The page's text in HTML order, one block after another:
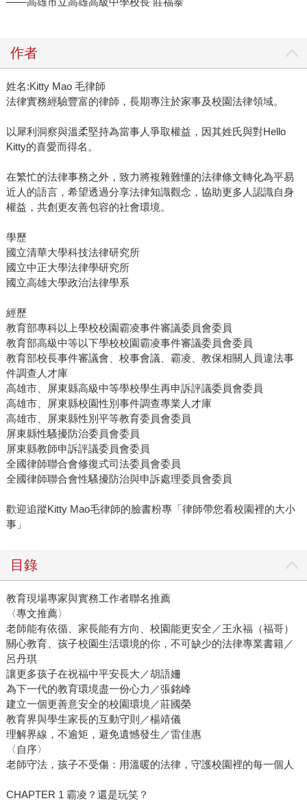
作者
姓名:Kitty Mao 毛律師
法律實務經驗豐富的律師，長期專注於家事及校園法律領域。
以犀利洞察與溫柔堅持為當事人爭取權益，因其姓氏與對Hello
Kitty的喜愛而得名。
在繁忙的法律事務之外，致力將複雜難懂的法律條文轉化為平易
近人的語言，希望透過分享法律知識觀念，協助更多人認識自身
權益，共創更友善包容的社會環境。
學歷
國立清華大學科技法律研究所
國立中正大學法律學研究所
國立高雄大學政治法律學系
經歷
教育部專科以上學校校園霸凌事件審議委員會委員
教育部高級中等以下學校校園霸凌事件審議委員會委員
教育部校長事件審議會、校事會議、霸凌、教保相關人員違法事
件調查人才庫
高雄市、屏東縣高級中等學校學生再申訴評議委員會委員
高雄市、屏東縣校園性別事件調查專業人才庫
高雄市、屏東縣性別平等教育委員會委員
屏東縣性騷擾防治委員會委員
屏東縣教師申訴評議委員會委員
全國律師聯合會修復式司法委員會委員
全國律師聯合會性騷擾防治與申訴處理委員會委員
歡迎追蹤Kitty Mao毛律師的臉書粉專「律師帶您看校園裡的大小
事」
目錄
教育現場專家與實務工作者聯名推薦
〈專文推薦〉
老師能有依循、家長能有方向、校園能更安全／王永福（福哥）
關心教育、孩子校園生活環境的你，不可缺少的法律專業書籍／
呂丹琪
讓更多孩子在祝福中平安長大／胡語姍
為下一代的教育環境盡一份心力／張銘峰
建立一個更善意安全的校園環境／莊國榮
教育界與學生家長的互動守則／楊靖儀
理解界線，不逾矩，避免遺憾發生／雷佳惠
〈自序〉
老師守法，孩子不受傷：用溫暖的法律，守護校園裡的每一個人
CHAPTER 1 霸凌？還是玩笑？